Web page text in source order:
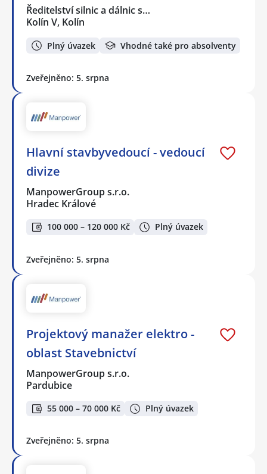
Ředitelství silnic a dálnic s…
Kolín V, Kolín
Plný úvazek Vhodné také pro absolventy
Zveřejněno: 5. srpna
Hlavní stavbyvedoucí - vedoucí
divize
ManpowerGroup s.r.o.
Hradec Králové
100 000 – 120 000 Kč Plný úvazek
Zveřejněno: 5. srpna
Projektový manažer elektro -
oblast Stavebnictví
ManpowerGroup s.r.o.
Pardubice
55 000 – 70 000 Kč Plný úvazek
Zveřejněno: 5. srpna